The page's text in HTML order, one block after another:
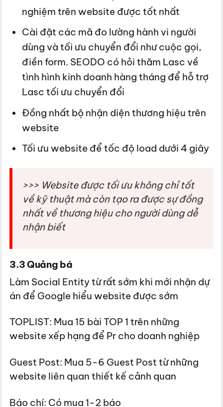
nghiệm trên website được tốt nhất
Cài đặt các mã đo lường hành vi người
dùng và tối ưu chuyển đổi như cuộc gọi,
điền form. SEODO có hỏi thăm Lasc về
tình hình kinh doanh hàng tháng để hỗ trợ
Lasc tối ưu chuyển đổi
Đồng nhất bộ nhận diện thương hiệu trên
website
Tối ưu website để tốc độ load dưới 4 giây
>>> Website được tối ưu không chỉ tốt
về kỹ thuật mà còn tạo ra được sự đồng
nhất về thương hiệu cho người dùng dễ
nhận biết
3.3 Quảng bá
Làm Social Entity từ rất sớm khi mới nhận dự
án để Google hiểu website được sớm
TOPLIST: Mua 15 bài TOP 1 trên những
website xếp hạng để Pr cho doanh nghiệp
Guest Post: Mua 5-6 Guest Post từ những
website liên quan thiết kế cảnh quan
Báo chí: Có mua 1-2 báo